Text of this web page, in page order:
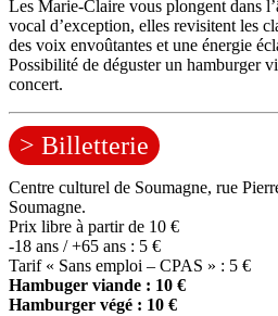
Les Marie-Claire vous plongent dans
vocal d’exception, elles revisitent les
des voix envoûtantes et une énergie
Possibilité de déguster un hamburger
concert.
> Billetterie
Centre culturel de Soumagne, rue
Soumagne.
Prix libre à partir de 10 €
-18 ans / +65 ans : 5 €
Tarif « Sans emploi – CPAS » : 5 €
Hambuger viande : 10 €
Hamburger végé : 10 €